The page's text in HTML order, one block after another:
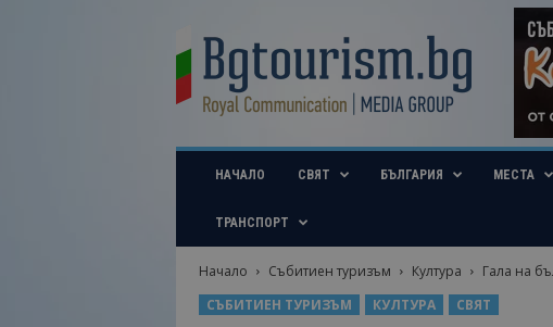
u
i
b
НАЧАЛО СВЯТ БЪЛГАРИЯ МЕСТА
ТРАНСПОРТ
Начало Събитиен туризъм Култура
Гала на
СЪБИТИЕН ТУРИЗЪМ
КУЛТУРА СВЯТ